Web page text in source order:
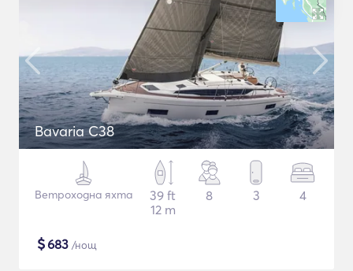
Bavaria C38
Ветроходна яхта
39 ft
12 m
8 3 4
$683 /нощ